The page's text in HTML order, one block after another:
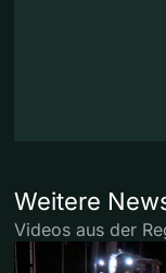
Weitere
Videos aus der